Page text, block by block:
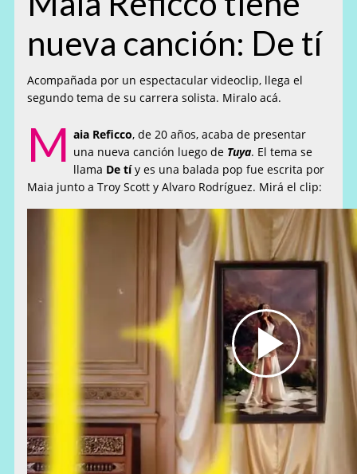
nueva canción: De tí
Acompañada por un espectacular videoclip, llega el
segundo tema de su carrera solista. Miralo acá.
M aia Reficco, de 20 años, acaba de presentar
una nueva canción luego de Tuya. El tema se
llama De tíy es una balada pop fue escrita por
Maia junto a Troy Scott y Alvaro Rodríguez. Mirá el clip: